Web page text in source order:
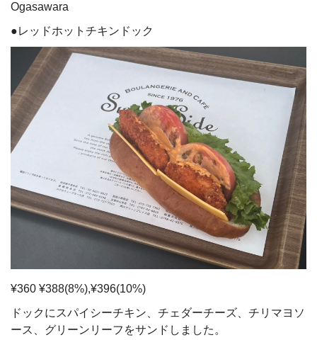
Ogasawara
●レッドホットチキンドック
¥360 ¥388(8%),¥396(10%)
ドックにスパイシーチキン、チェダーチーズ、チリマヨソ
ース、グリーンリーフをサンドしました。